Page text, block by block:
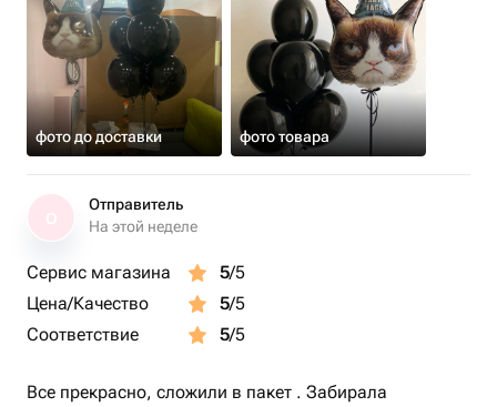
фото до доставки фото товара
Отправитель
На этой неделе
Сервис магазина 5/5
Цена/Качество
5/5
Соответствие
5/5
Все прекрасно, сложили в пакет . Забирала